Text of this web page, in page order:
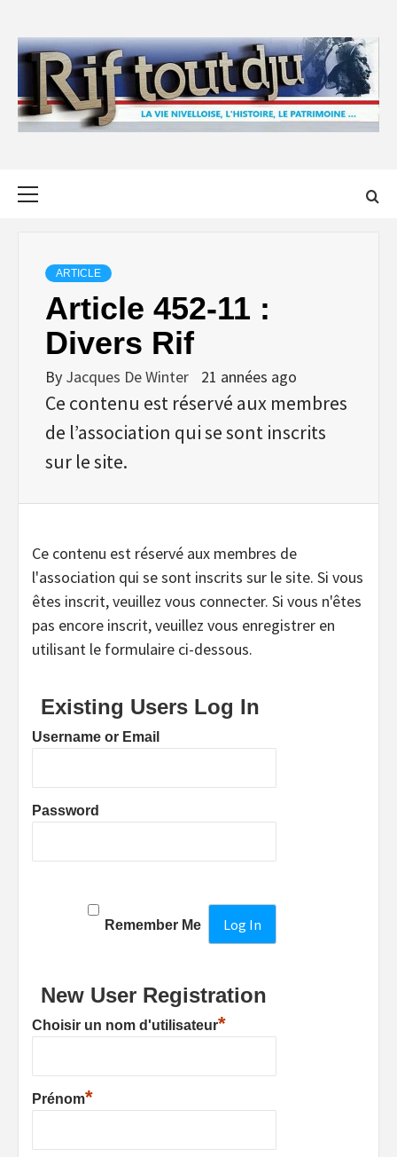
content
ARTICLE
Article 452-11 :
Divers Rif
By Jacques De Winter 21 années ago
Ce contenu est réservé aux membres
de l’association qui se sont inscrits
sur le site.
Ce contenu est réservé aux membres de
l'association qui se sont inscrits sur le site. Si vous
êtes inscrit, veuillez vous connecter. Si vous n'êtes
pas encore inscrit, veuillez vous enregistrer en
utilisant le formulaire ci-dessous.
Existing Users Log In
Username or Email
Password
Remember Me
New User Registration
Choisir un nom d'utilisateur*
Prénom*